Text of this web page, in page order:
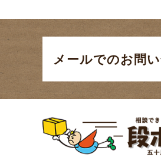
メールでのお問